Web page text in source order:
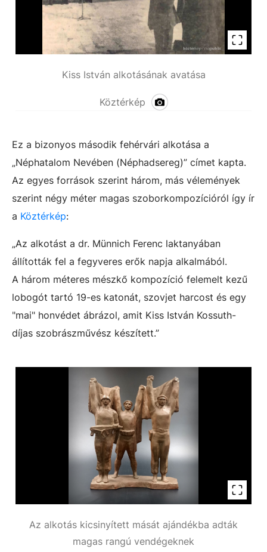
Kiss István alkotásának avatása
Köztérkép
Ez a bizonyos második fehérvári alkotása a
„Néphatalom Nevében (Néphadsereg)” címet kapta.
Az egyes források szerint három, más vélemények
szerint négy méter magas szoborkompozícióról így ír
a Köztérkép:
„Az alkotást a dr. Münnich Ferenc laktanyában
állították fel a fegyveres erők napja alkalmából.
A három méteres mészkő kompozíció felemelt kezű
lobogót tartó 19-es katonát, szovjet harcost és egy
"mai" honvédet ábrázol, amit Kiss István Kossuth-
díjas szobrászművész készített.”
Az alkotás kicsinyített mását ajándékba adták
magas rangú vendégeknek